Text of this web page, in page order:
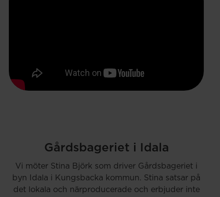
Gårdsbageriet i Idala
Vi möter Stina Björk som driver Gårdsbageriet i
byn Idala i Kungsbacka kommun. Stina satsar på
det lokala och närproducerade och erbjuder inte